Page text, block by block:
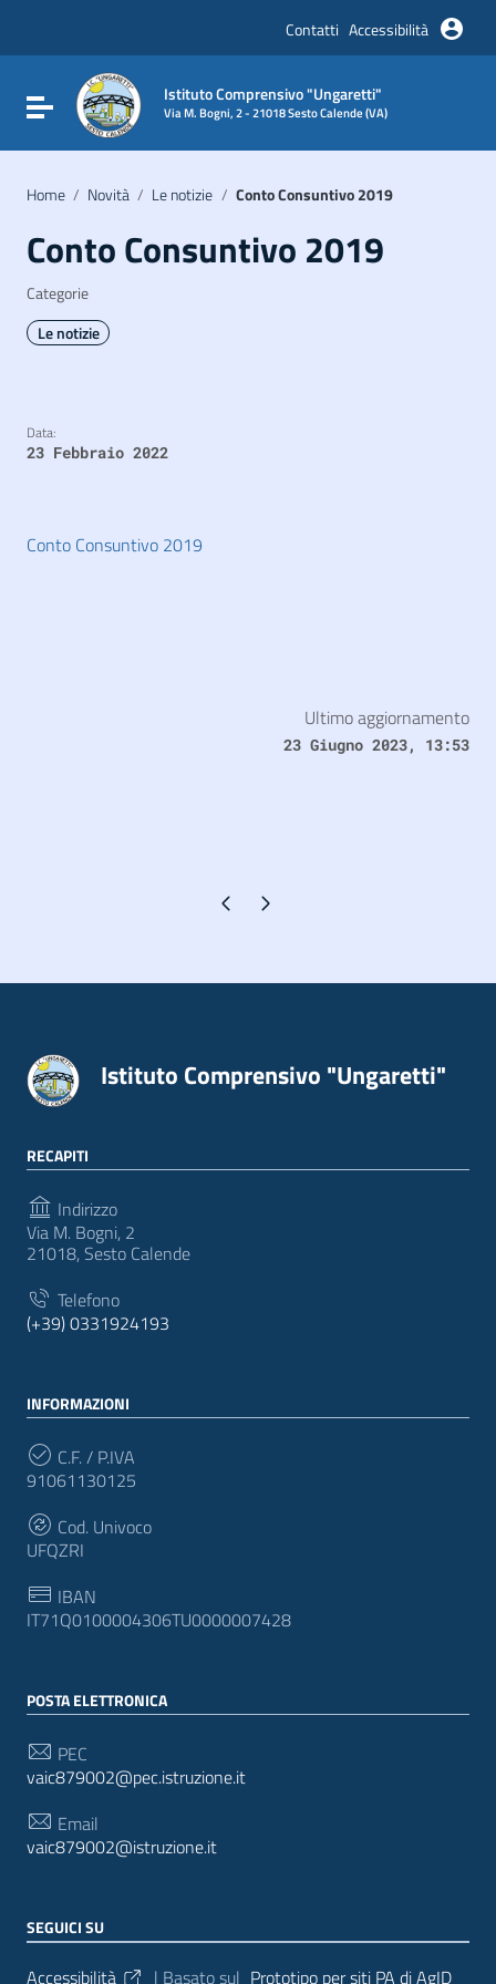
Vai al footer
Contatti Accessibilità
Attiva / disattiva la navigazione
Istituto Comprensivo "Ungaretti"
Via M. Bogni, 2 - 21018 Sesto Calende (VA)
Home / Novità / Le notizie / Conto Consuntivo 2019
Conto Consuntivo 2019
Categorie
Le notizie
Data:
23 Febbraio 2022
Conto Consuntivo 2019
Ultimo aggiornamento
23 Giugno 2023, 13:53
Pagina precedente
Pagina successiva
Istituto Comprensivo "Ungaretti"
RECAPITI
Indirizzo
Via M. Bogni, 2
21018, Sesto Calende
Telefono
(+39) 0331924193
INFORMAZIONI
C.F. / P.IVA
91061130125
Cod. Univoco
UFQZRI
IBAN
IT71Q0100004306TU0000007428
POSTA ELETTRONICA
PEC
vaic879002@pec.istruzione.it
Email
vaic879002@istruzione.it
SEGUICI SU
Accessibilità | Basato sul Prototipo per siti PA di AgID